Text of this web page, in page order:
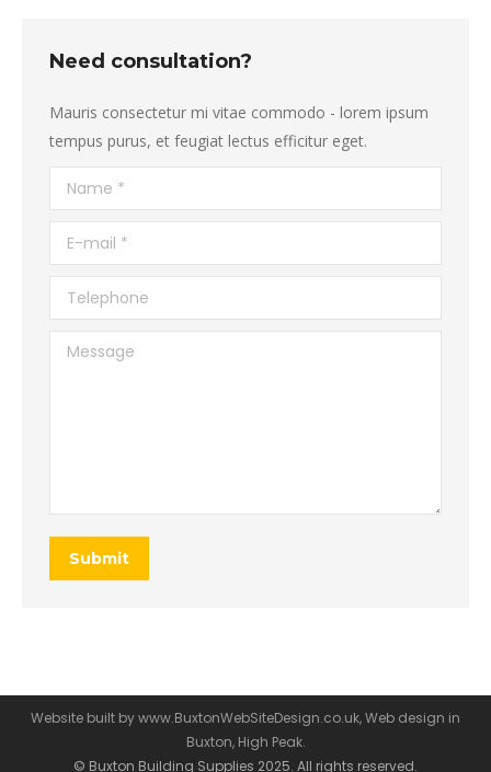
Need consultation?
Mauris consectetur mi vitae commodo - lorem ipsum
tempus purus, et feugiat lectus efficitur eget.
Name *
E-mail *
Telephone
Message
Submit
Website built bywww.BuxtonWebSiteDesign.co.uk, Web design in
Buxton, High Peak.
© Buxton Building Supplies 2025. All rights reserved.